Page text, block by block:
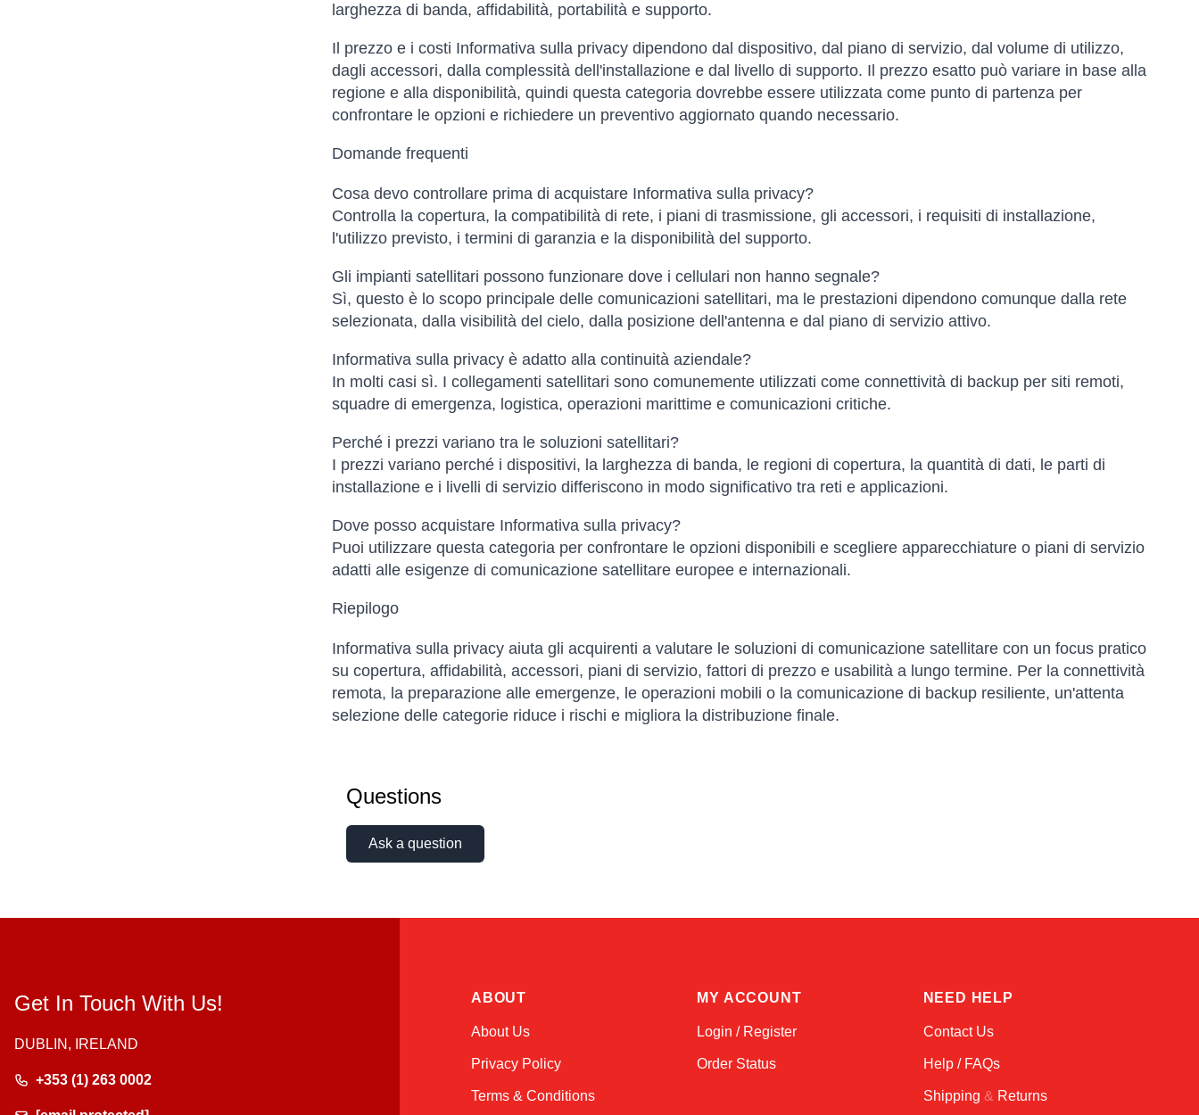
larghezza di banda, affidabilità, portabilità e supporto.
Il prezzo e i costi Informativa sulla privacy dipendono dal dispositivo, dal piano di servizio, dal volume di utilizzo,
dagli accessori, dalla complessità dell'installazione e dal livello di supporto. Il prezzo esatto può variare in base alla
regione e alla disponibilità, quindi questa categoria dovrebbe essere utilizzata come punto di partenza per
confrontare le opzioni e richiedere un preventivo aggiornato quando necessario.
Domande frequenti
Cosa devo controllare prima di acquistare Informativa sulla privacy?
Controlla la copertura, la compatibilità di rete, i piani di trasmissione, gli accessori, i requisiti di installazione,
l'utilizzo previsto, i termini di garanzia e la disponibilità del supporto.
Gli impianti satellitari possono funzionare dove i cellulari non hanno segnale?
Sì, questo è lo scopo principale delle comunicazioni satellitari, ma le prestazioni dipendono comunque dalla rete
selezionata, dalla visibilità del cielo, dalla posizione dell'antenna e dal piano di servizio attivo.
Informativa sulla privacy è adatto alla continuità aziendale?
In molti casi sì. I collegamenti satellitari sono comunemente utilizzati come connettività di backup per siti remoti,
squadre di emergenza, logistica, operazioni marittime e comunicazioni critiche.
Perché i prezzi variano tra le soluzioni satellitari?
I prezzi variano perché i dispositivi, la larghezza di banda, le regioni di copertura, la quantità di dati, le parti di
installazione e i livelli di servizio differiscono in modo significativo tra reti e applicazioni.
Dove posso acquistare Informativa sulla privacy?
Puoi utilizzare questa categoria per confrontare le opzioni disponibili e scegliere apparecchiature o piani di servizio
adatti alle esigenze di comunicazione satellitare europee e internazionali.
Riepilogo
Informativa sulla privacy aiuta gli acquirenti a valutare le soluzioni di comunicazione satellitare con un focus pratico
su copertura, affidabilità, accessori, piani di servizio, fattori di prezzo e usabilità a lungo termine. Per la connettività
remota, la preparazione alle emergenze, le operazioni mobili o la comunicazione di backup resiliente, un'attenta
selezione delle categorie riduce i rischi e migliora la distribuzione finale.
Questions
Ask a question
Get In Touch With Us!
DUBLIN, IRELAND
+353 (1) 263 0002
ABOUT
About Us
Privacy Policy
Terms & Conditions
MY ACCOUNT
Login / Register
Order Status
NEED HELP
Contact Us
Help / FAQs
Shipping & Returns